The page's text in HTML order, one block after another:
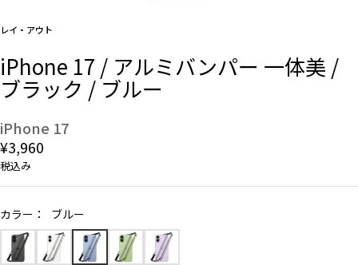
デザインから探す
事業内容
会社概要
よくある質問
お問い合わせ（一般の皆様）
レイ・アウト
iPhone 17 / アルミバンパー 一体美 /
ブラック / ブルー
iPhone 17
¥3,960
税込み
カラー： ブルー